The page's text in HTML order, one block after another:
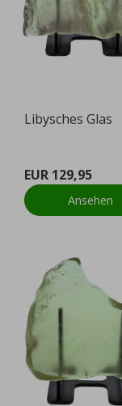
Libysches Glas
EUR 129,95
Ansehen